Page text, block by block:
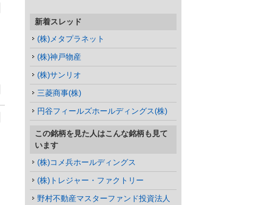
新着スレッド
(株)メタプラネット
(株)神戸物産
(株)サンリオ
三菱商事(株)
円谷フィールズホールディングス(株)
この銘柄を見た人はこんな銘柄も見て
います
(株)コメ兵ホールディングス
(株)トレジャー・ファクトリー
野村不動産マスターファンド投資法人